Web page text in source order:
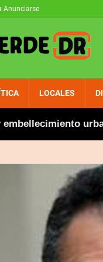
Anunciarse
LOCALES
urbano en